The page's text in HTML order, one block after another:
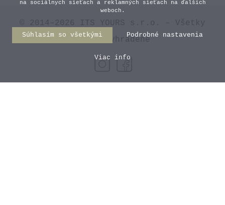
© 2014–2026 ITS YOURS s.r.o. – Všetky
práva vyhradené
na sociálnych sieťach a reklamných sieťach na ďalších
weboch.
Súhlasím so všetkými Podrobné nastavenia
Viac info